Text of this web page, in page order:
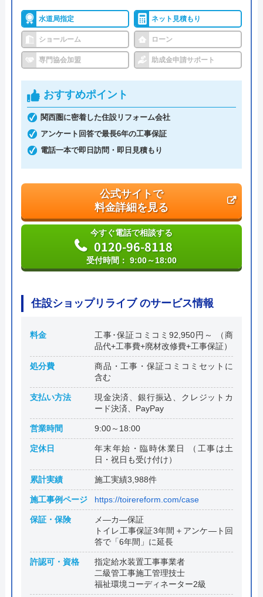
ハウスラボホーム の基本情報
代表者 丸山英利
本社所在地
〒556-0014
水道局指定 ネット見積もり
ショールーム ローン
専門協会加盟 助成金申請サポート
おすすめポイント
関西圏に密着した住設リフォーム会社
アンケート回答で最長6年の工事保証
電話一本で即日訪問・即日見積もり
公式サイトで
料金詳細を見る
今すぐ電話で相談する
0120-96-8118
受付時間： 9:00～18:00
住設ショップリライブ のサービス情報
料金
工事･保証コミコミ92,950円～ （商
品代+工事費+廃材改修費+工事保証）
処分費
商品・工事・保証コミコミセットに
含む
支払い方法
現金決済、銀行振込、クレジットカ
ード決済、PayPay
営業時間 9:00～18:00
定休日
年末年始・臨時休業日 （工事は土
日・祝日も受け付け）
累計実績 施工実績3,988件
施工事例ページ https://toirereform.com/case
保証・保険
メ―カ―保証
トイレ工事保証3年間＋アンケ―ト回
答で「6年間」に延長
許認可・資格
指定給水装置工事事業者
二級管工事施工管理技士
福祉環境コーディネーター2級